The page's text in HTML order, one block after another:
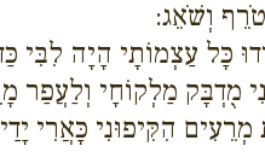
וְשֹׁאֵג:
כָּל עַצְמוֹתָי הָיָה לִבִּי
מֻדְבָּק מַלְקוֹחָי וְלַעֲפַר
הִקִּיפוּנִי כָּאֲרִי